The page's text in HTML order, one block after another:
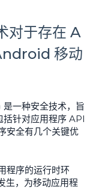
对于存在 A
移动
一种安全技术，旨
括针对应用程序 API
安全有几个关键优
程序的运行时环
生，为移动应用程